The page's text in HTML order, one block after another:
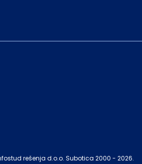
rešenja d.o.o. Subotica 2000 - 2026.